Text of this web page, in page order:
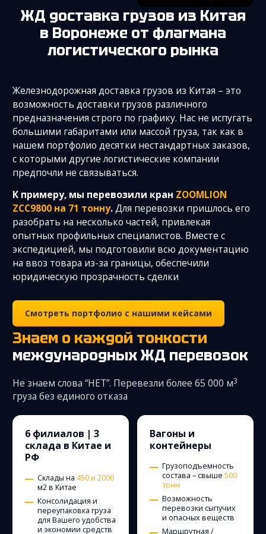
ЖД доставка грузов из Китая
в Воронеже от флагмана
логистического рынка
Железнодорожная доставка грузов из Китая – это
возможность доставки грузов различного
предназначения строго по графику. Нас не испугать
большими габаритами или массой груза, так как в
нашем портфолио десятки нестандартных заказов,
с которыми другие логистические компании
предпочли не связываться.
К примеру, мы перевозили кран ZOOMLION
ZCC9800 на 71 тонну.Для перевозки пришлось его
разобрать на несколько частей, привлекая
опытных профильных специалистов. Вместе с
экспедицией, мы подготовили всю документацию
на ввоз товара из-за границы, обеспечили
юридическую прозрачность сделки
Смотреть портфолио с нашими кейсами
Знаем о каждой тонкости
международных ЖД перевозок
Не знаем слова “НЕТ”. Перевезли более 65 000 м3
груза без единого отказа
6 филиалов | 3
склада в Китае и
РФ
Склады на 450 и 2000
м2 в Китае
Консолидация и
переупаковка груза
для Вашего удобства
и экономии средств
Вагоны и
контейнеры
Грузоподъемность
состава – свыше 500
тонн
Возможность
перевозки сыпучих
и опасных веществ
Маршрутная /